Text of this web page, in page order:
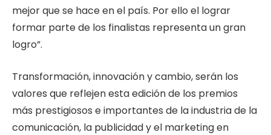
mejor que se hace en el país. Por ello el lograr
formar parte de los finalistas representa un gran
logro”.
Transformación, innovación y cambio, serán los
valores que reflejen esta edición de los premios
más prestigiosos e importantes de la industria de la
comunicación, la publicidad y el marketing en